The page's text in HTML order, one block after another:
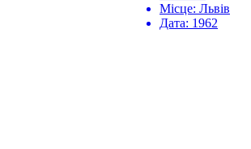
Місце: Львів
Дата: 1962